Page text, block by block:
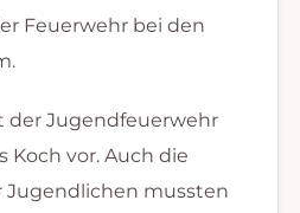
Feuerwehr bei den
der Jugendfeuerwehr
Koch vor. Auch die
Jugendlichen mussten